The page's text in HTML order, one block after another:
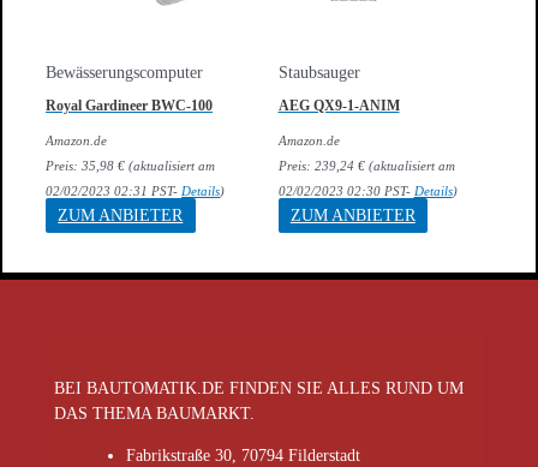
Bewässerungscomputer
Royal Gardineer BWC-100
Amazon.de
Preis:35,98€ (aktualisiert am
02/02/2023 02:31 PST- Details)
ZUM ANBIETER
Staubsauger
AEG QX9-1-ANIM
Amazon.de
Preis: 239,24 €(aktualisiert am
02/02/2023 02:30 PST- Details)
ZUM ANBIETER
BEI BAUTOMATIK.DE FINDEN SIE ALLES RUND UM
DAS THEMA BAUMARKT.
Fabrikstraße 30, 70794 Filderstadt